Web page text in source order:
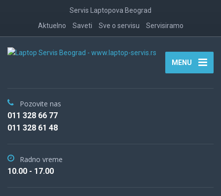
Servis Laptopova Beograd
Aktuelno
Saveti Sve o servisu Servisiramo
MENU
Pozovite nas
011 328 66 77
011 328 61 48
Radno vreme
10.00 - 17.00